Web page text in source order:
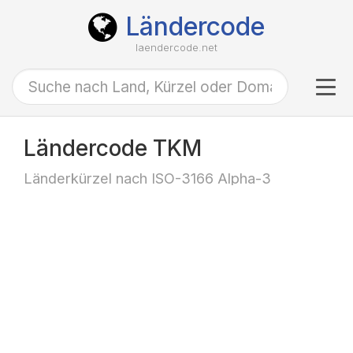
Ländercode
laendercode.net
Ländercode TKM
Länderkürzel nach ISO-3166 Alpha-3